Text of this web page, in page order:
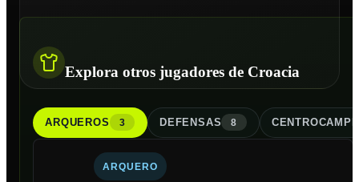
Explora otros jugadores de Croacia
ARQUEROS 3 DEFENSAS 8
ARQUERO